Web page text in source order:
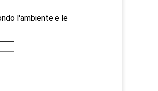
l'ambiente e le